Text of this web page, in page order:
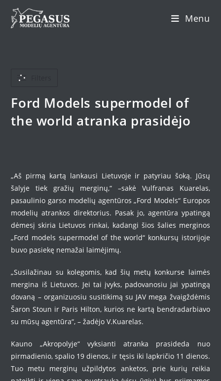
content
Menu
Ford Models supermodel of
the world atranka prasidėjo
„Aš pirmą kartą lankausi Lietuvoje ir patyriau šoką. Jūsų
šalyje tiek gražių merginų,“ –sakė Vulfranas Kuarelas,
pasaulinio garso modelių agentūros „Ford Models“ Europos
modelių atrankos direktorius. Pasak jo, agentūra ypatingą
dėmesį skiria Lietuvos rinkai, kadangi šios šalies merginos
„Ford models supermodel of the world“ konkursų istorijoje
buvo pasiekę nemažai laimėjimų.
„Susilažinau su kolegomis, kad šių metų konkurse laimės
mergina iš Lietuvos. Jei tai įvyks, padovanosiu jai ypatingą
dovaną – organizuosiu susitikimą su JAV mega žvaigždėmis
Šaron Stoun ir Paris Hilton, kurios ne kartą bendradarbiavo
su mūsų agentūra“, – žadėjo V.Kuarelas.
Kauno „Akropolyje“ vyksianti atranka prasideda nuo
pirmadienio, spalio 19 dienos, ir tęsis iki lapkričio 11 dienos.
Tuo metu merginų užpildytos anketos, prie kurių reikia